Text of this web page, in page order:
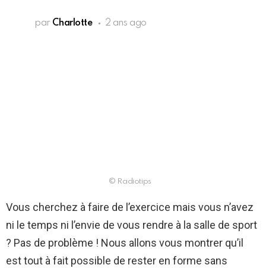
par Charlotte 2 ans ago
© Radiotips
Vous cherchez à faire de l’exercice mais vous n’avez
ni le temps ni l’envie de vous rendre à la salle de sport
? Pas de problème ! Nous allons vous montrer qu’il
est tout à fait possible de rester en forme sans